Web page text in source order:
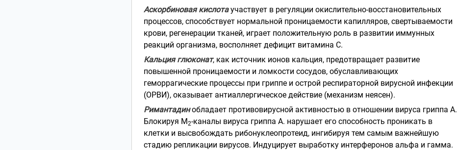
Аскорбиновая кислотаучаствует в регуляции окислительно-восстановительных
процессов, способствует нормальной проницаемости капилляров, свертываемости
крови, регенерации тканей, играет положительную роль в развитии иммунных
реакций организма, восполняет дефицит витамина С.
Кальция глюконат, как источник ионов кальция, предотвращает развитие
повышенной проницаемости и ломкости сосудов, обуславливающих
геморрагические процессы при гриппе и острой респираторной вирусной инфекции
(ОРВИ), оказывает антиаллергическое действие (механизм неясен).
Римантадинобладает противовирусной активностью в отношении вируса гриппа А.
Блокируя М2-каналы вируса гриппа А. нарушает его способность проникать в
клетки и высвобождать рибонуклеопротеид, ингибируя тем самым важнейшую
стадию репликации вирусов. Индуцирует выработку интерферонов альфа и гамма.